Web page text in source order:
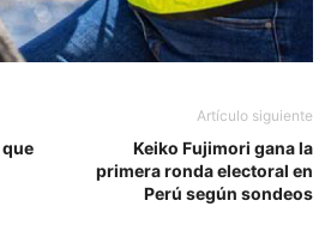
Artículo siguiente
Keiko Fujimori gana la
primera ronda electoral en
Perú según sondeos